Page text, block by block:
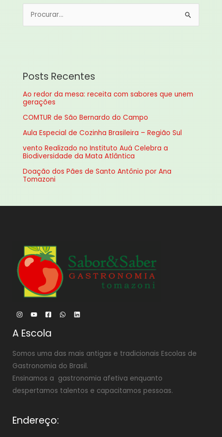
i
s
a
r
p
o
:
Posts Recentes
Ao redor da mesa: receita com sabores que unem
gerações
COMTUR de São Bernardo do Campo
Aula Especial de Cozinha Brasileira – Região Sul
vento Realizado no Instituto Auá Celebra a
Biodiversidade da Mata Atlântica
Doação dos Pães de Santo Antônio por Ana
Tomazoni
A Escola
Somos uma das mais antigas e tradicionais Escolas de
Gastronomia do Brasil.
Ensinamos a gastronomia afetiva enquanto
despertamos talentos e capacitamos pessoas.
Endereço: